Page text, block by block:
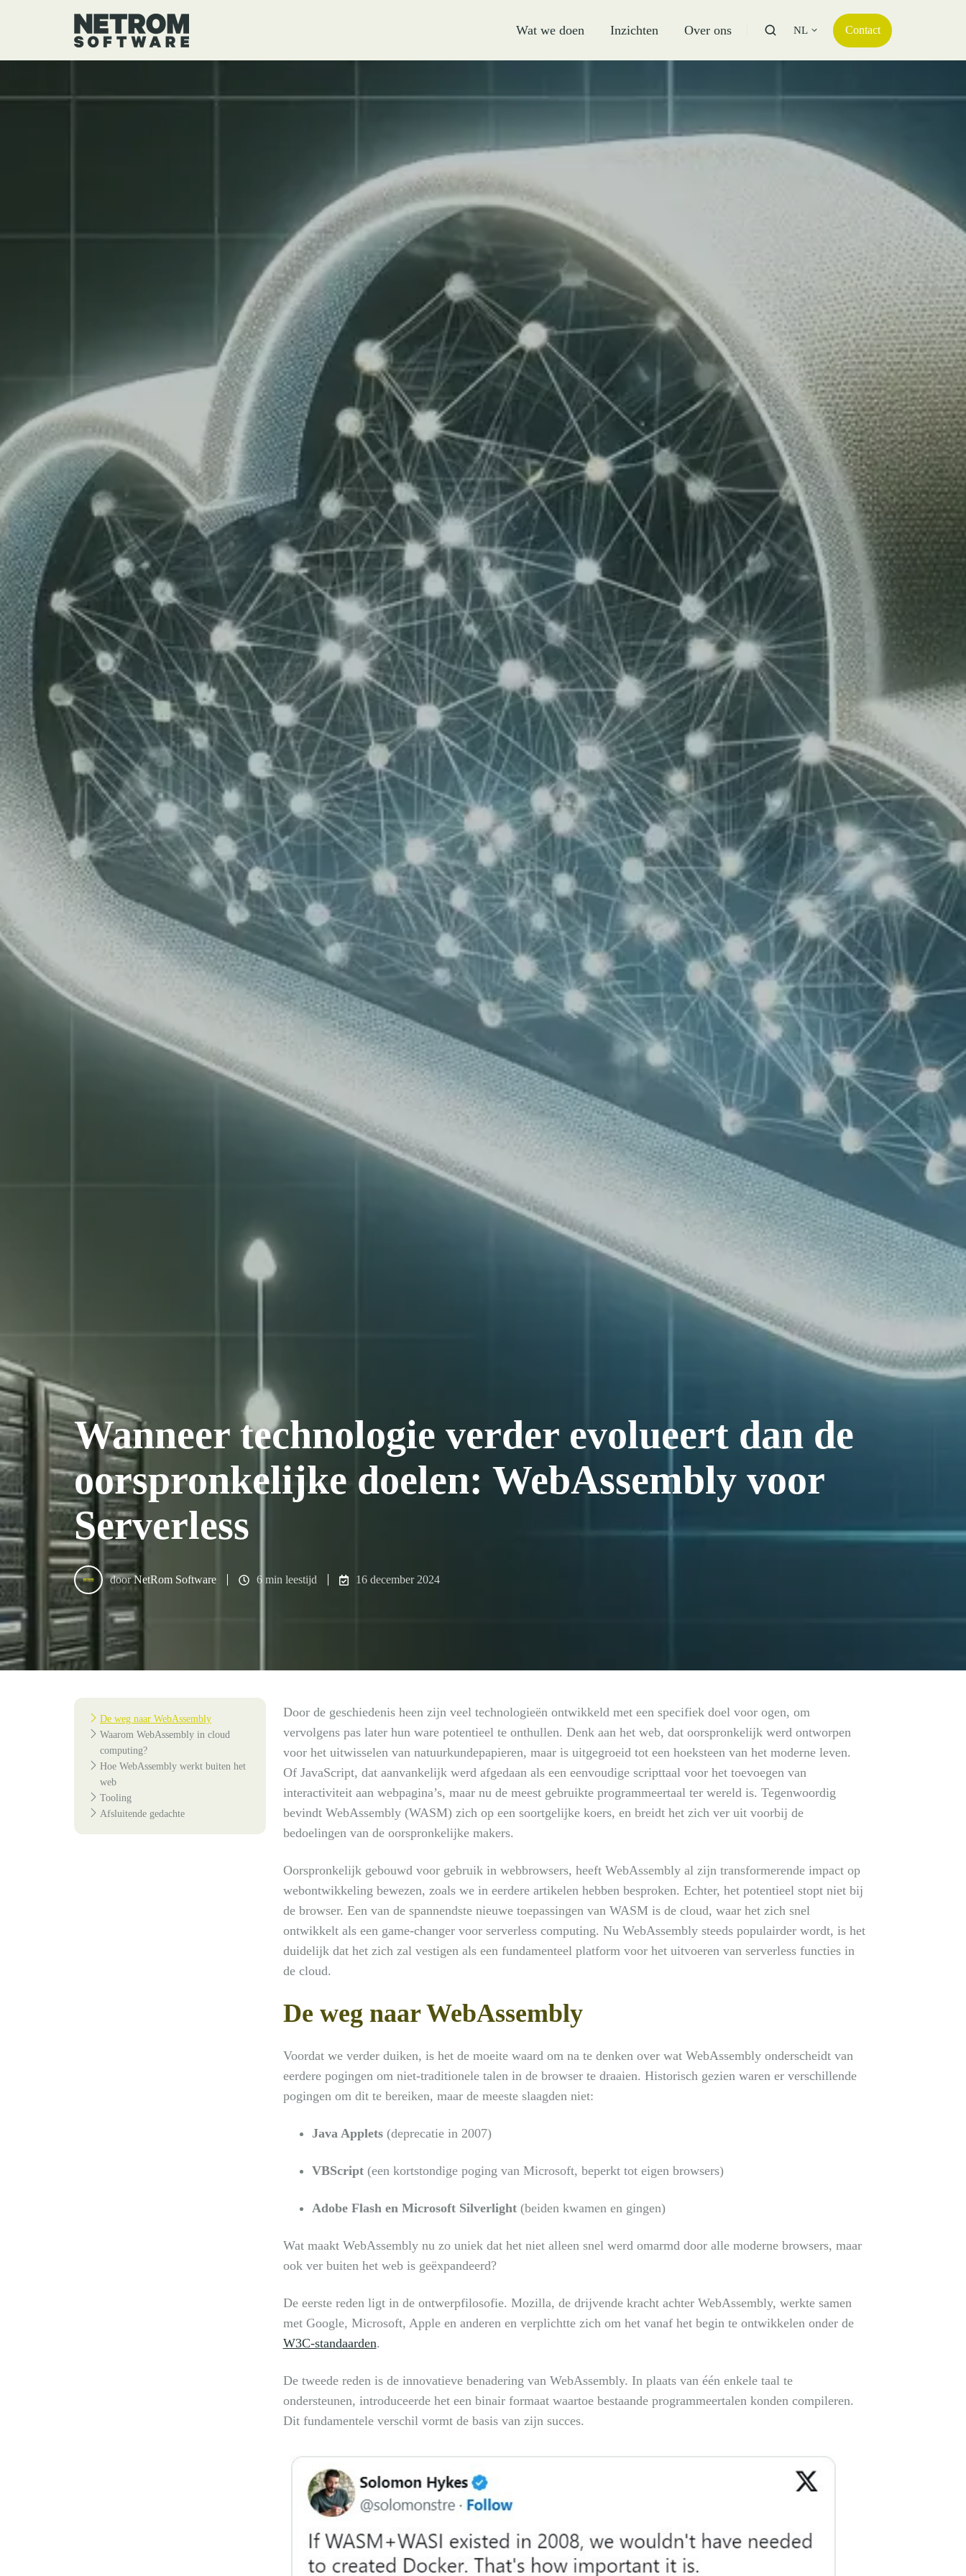
Wat we doen Inzichten Over ons NL Contact
Wanneer technologie verder evolueert dan de
oorspronkelijke doelen: WebAssembly voor
Serverless
doorNetRom Software 6 min leestijd 16 december 2024
Door de geschiedenis heen zijn veel technologieën ontwikkeld met een specifiek doel voor ogen, om
vervolgens pas later hun ware potentieel te onthullen. Denk aan het web, dat oorspronkelijk werd ontworpen
voor het uitwisselen van natuurkundepapieren, maar is uitgegroeid tot een hoeksteen van het moderne leven.
Of JavaScript, dat aanvankelijk werd afgedaan als een eenvoudige scripttaal voor het toevoegen van
interactiviteit aan webpagina’s, maar nu de meest gebruikte programmeertaal ter wereld is. Tegenwoordig
bevindt WebAssembly (WASM) zich op een soortgelijke koers, en breidt het zich ver uit voorbij de
bedoelingen van de oorspronkelijke makers.
Oorspronkelijk gebouwd voor gebruik in webbrowsers, heeft WebAssembly al zijn transformerende impact op
webontwikkeling bewezen, zoals we in eerdere artikelen hebben besproken. Echter, het potentieel stopt niet bij
de browser. Een van de spannendste nieuwe toepassingen van WASM is de cloud, waar het zich snel
ontwikkelt als een game-changer voor serverless computing. Nu WebAssembly steeds populairder wordt, is het
duidelijk dat het zich zal vestigen als een fundamenteel platform voor het uitvoeren van serverless functies in
de cloud.
De weg naar WebAssembly
Voordat we verder duiken, is het de moeite waard om na te denken over wat WebAssembly onderscheidt van
eerdere pogingen om niet-traditionele talen in de browser te draaien. Historisch gezien waren er verschillende
pogingen om dit te bereiken, maar de meeste slaagden niet:
Java Applets(deprecatie in 2007)
VBScript(een kortstondige poging van Microsoft, beperkt tot eigen browsers)
Adobe Flash en Microsoft Silverlight(beiden kwamen en gingen)
Wat maakt WebAssembly nu zo uniek dat het niet alleen snel werd omarmd door alle moderne browsers, maar
ook ver buiten het web is geëxpandeerd?
De eerste reden ligt in de ontwerpfilosofie. Mozilla, de drijvende kracht achter WebAssembly, werkte samen
met Google, Microsoft, Apple en anderen en verplichtte zich om het vanaf het begin te ontwikkelen onder de
W3C-standaarden.
De tweede reden is de innovatieve benadering van WebAssembly. In plaats van één enkele taal te
ondersteunen, introduceerde het een binair formaat waartoe bestaande programmeertalen konden compileren.
Dit fundamentele verschil vormt de basis van zijn succes.
De weg naar WebAssembly
Waarom WebAssembly in cloud
computing?
Hoe WebAssembly werkt buiten het
web
Tooling
Afsluitende gedachte